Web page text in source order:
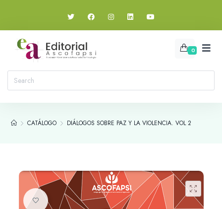
0
CATÁLOGO DIÁLOGOS SOBRE PAZ Y LA VIOLENCIA. VOL 2